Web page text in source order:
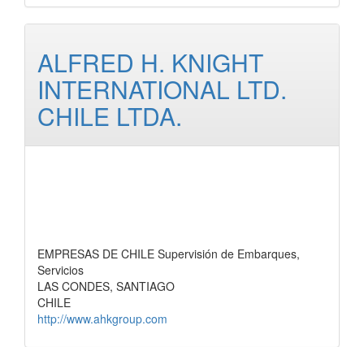
ALFRED H. KNIGHT
INTERNATIONAL LTD.
CHILE LTDA.
EMPRESAS DE CHILE Supervisión de Embarques,
Servicios
LAS CONDES, SANTIAGO
CHILE
http://www.ahkgroup.com